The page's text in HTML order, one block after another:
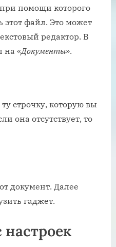
помощи которого
этот файл. Это может
редактор. В
на «Документы».
строчку, которую вы
она отсутствует, то
документ. Далее
гаджет.